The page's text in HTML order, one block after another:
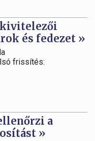
kivitelezői
és fedezet »
frissítés:
a
»